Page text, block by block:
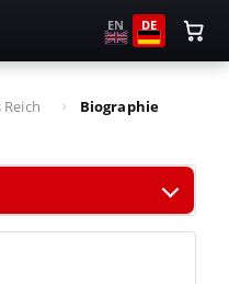
EN DE
Biographie